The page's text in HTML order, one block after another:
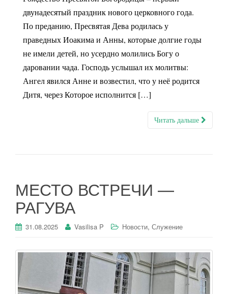
двунадесятый праздник нового церковного года.
По преданию, Пресвятая Дева родилась у
праведных Иоакима и Анны, которые долгие годы
не имели детей, но усердно молились Богу о
даровании чада. Господь услышал их молитвы:
Ангел явился Анне и возвестил, что у неё родится
Дитя, через Которое исполнится […]
Читать дальше
МЕСТО ВСТРЕЧИ —
РАГУВА
31.08.2025 Vasilisa P Новости, Служение